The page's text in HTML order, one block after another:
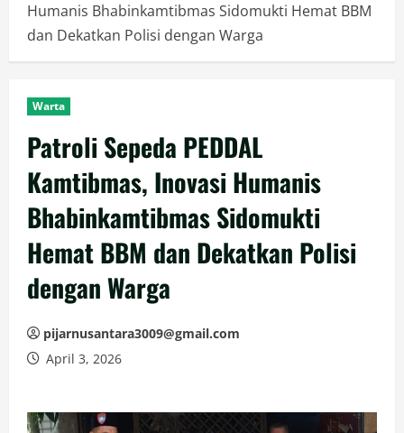
Humanis Bhabinkamtibmas Sidomukti Hemat BBM
dan Dekatkan Polisi dengan Warga
Warta
Patroli Sepeda PEDDAL
Kamtibmas, Inovasi Humanis
Bhabinkamtibmas Sidomukti
Hemat BBM dan Dekatkan Polisi
dengan Warga
pijarnusantara3009@gmail.com
April 3, 2026